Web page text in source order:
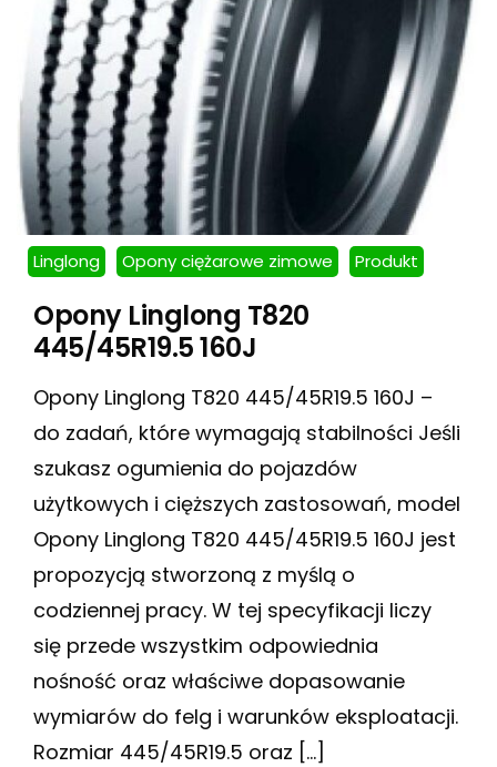
Linglong Opony ciężarowe zimowe Produkt
Opony Linglong T820
445/45R19.5 160J
Opony Linglong T820 445/45R19.5 160J –
do zadań, które wymagają stabilności Jeśli
szukasz ogumienia do pojazdów
użytkowych i cięższych zastosowań, model
Opony Linglong T820 445/45R19.5 160J jest
propozycją stworzoną z myślą o
codziennej pracy. W tej specyfikacji liczy
się przede wszystkim odpowiednia
nośność oraz właściwe dopasowanie
wymiarów do felg i warunków eksploatacji.
Rozmiar 445/45R19.5 oraz […]